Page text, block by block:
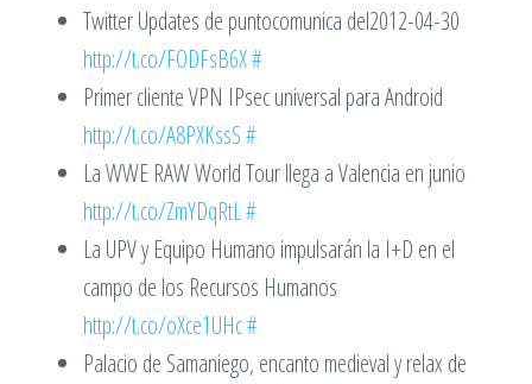
Twitter Updates de puntocomunica del2012-04-30
http://t.co/FODFsB6X#
Primer cliente VPN IPsec universal para Android
http://t.co/A8PXKssS#
La WWE RAW World Tour llega a Valencia en junio
http://t.co/ZmYDqRtL#
La UPV y Equipo Humano impulsarán la I+D en el
campo de los Recursos Humanos
http://t.co/oXce1UHc#
Palacio de Samaniego, encanto medieval y relax de